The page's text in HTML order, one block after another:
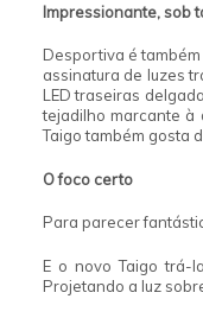
Impressionante, sob
Desportiva é
assinatura de luzes
LED traseiras
tejadilho marcante à
Taigo também gosta
O fococerto
Para parecer
E o novo Taigo trá-
Projetando a luz